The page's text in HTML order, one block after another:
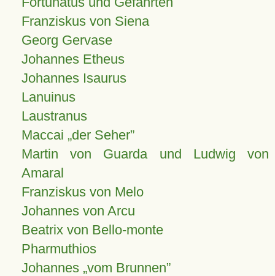
Franziskus von Siena
Georg Gervase
Johannes Etheus
Johannes Isaurus
Lanuinus
Laustranus
Maccai „der Seher”
Martin von Guarda und Ludwig von
Amaral
Franziskus von Melo
Johannes von Arcu
Beatrix von Bello-monte
Pharmuthios
Johannes vom Brunnen